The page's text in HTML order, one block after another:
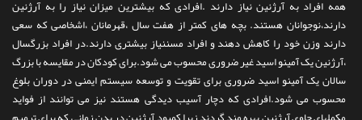
همه افراد به آرژنین نیاز دارند .افرادی که بیشترین میزان نیاز را به آرژنین
دارند،نوجوانان هستند. بچه های کمتر از هفت سال ،قهرمانان ،اشخاصی که سعی
دارند وزن خود را کاهش دهند و افراد مسننیاز بیشتری دارند.در افراد بزرگسال
،آرژنین یک آمینو اسید غیر ضروری محسوب می شود.برای کودکان در مقایسه با بزرگ
سالان یک آمینو اسید ضروری برای تقویت و توسعه سیستم ایمنی در دوران بلوغ
محسوب می شود.افرادی که دچار آسیب دیدگی هستند نیز می توانند از فواید